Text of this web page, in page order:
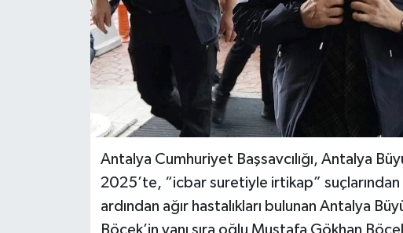
Antalya Cumhuriyet Başsavcılığı, Antalya
2025’te, “icbar suretiyle irtikap”
ardından ağır hastalıkları bulunan Antalya